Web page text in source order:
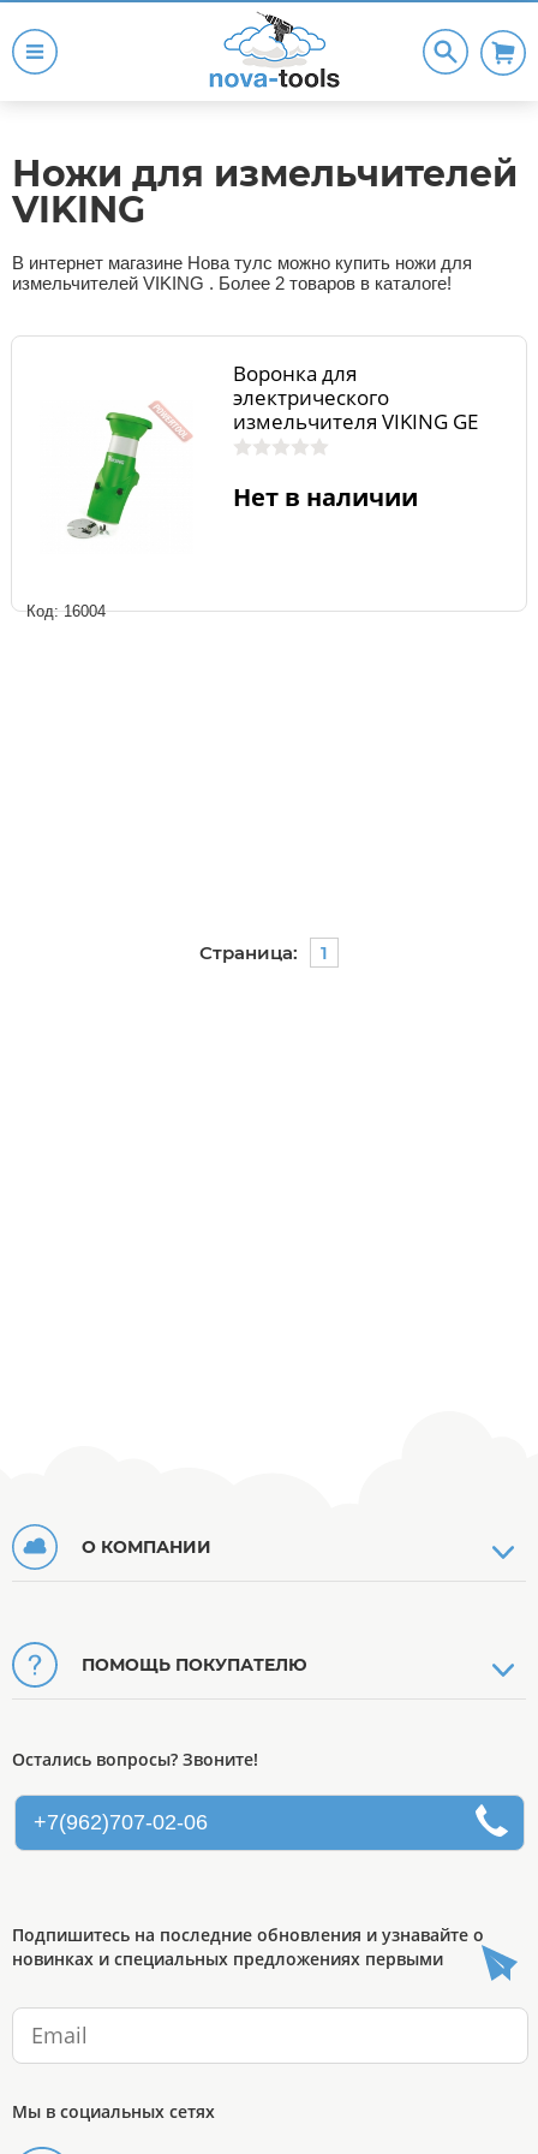
Ножи для измельчителей
VIKING
В интернет магазине Нова тулс можно купить ножи для
измельчителей VIKING . Более 2 товаров в каталоге!
Код: 16004
Воронка для
электрического
измельчителя VIKING GЕ
250.0 (SET 150) 69030071012
Нет в наличии
Страница: 1
О КОМПАНИИ
ПОМОЩЬ ПОКУПАТЕЛЮ
Остались вопросы? Звоните!
+7(962)707-02-06
Подпишитесь на последние обновления и узнавайте о
новинках и специальных предложениях первыми
Мы в социальных сетях